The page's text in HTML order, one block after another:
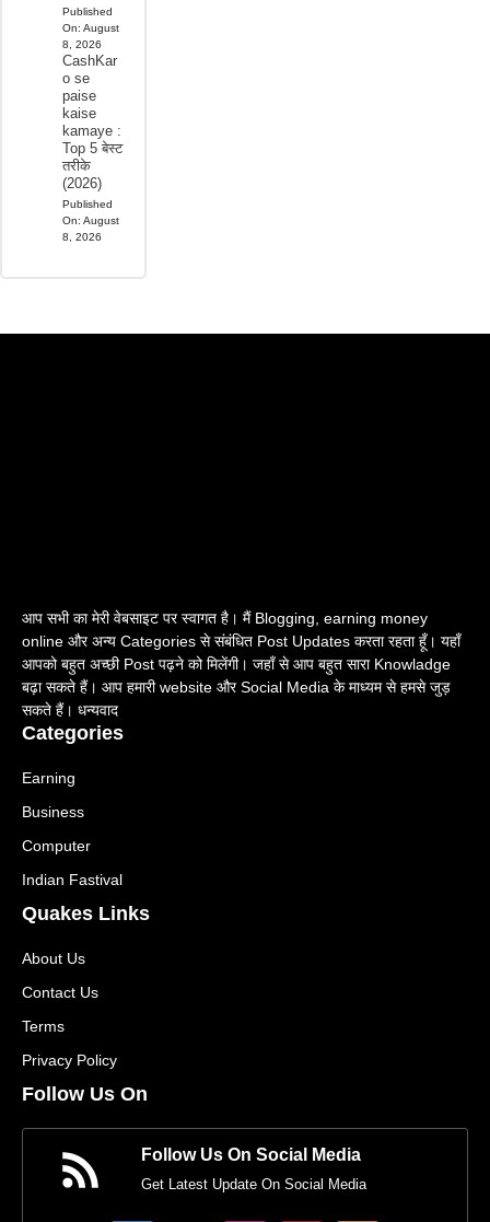
Published
On: August
8, 2026
CashKar
o se
paise
kaise
kamaye :
Top 5 बेस्ट
तरीके
(2026)
Published
On: August
8, 2026
आप सभी का मेरी वेबसाइट पर स्वागत है। मैं Blogging, earning money
online और अन्य Categories से संबंधित Post Updates करता रहता हूँ। यहाँ
आपको बहुत अच्छी Post पढ़ने को मिलेंगी। जहाँ से आप बहुत सारा Knowladge
बढ़ा सकते हैं। आप हमारी website और Social Media के माध्यम से हमसे जुड़
सकते हैं। धन्यवाद
Categories
Earning
Business
Computer
Indian Fastival
Quakes Links
About Us
Contact Us
Terms
Privacy Policy
Follow Us On
Follow Us On Social Media
Get Latest Update On Social Media